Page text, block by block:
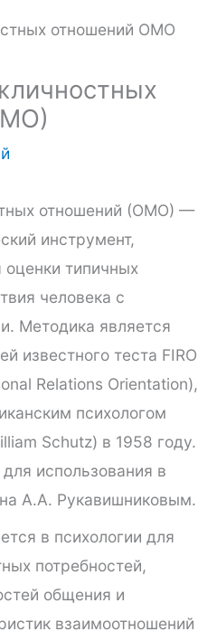
отношений (ОМО) —
инструмент,
типичных
человека с
Методика является
известного теста FIRO
Relations Orientation),
психологом
Schutz) в 1958 году.
использования в
А.А. Рукавишниковым.
в психологии для
потребностей,
общения и
взаимоотношений